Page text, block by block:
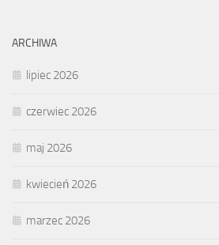
ARCHIWA
lipiec 2026
czerwiec 2026
maj 2026
kwiecień 2026
marzec 2026